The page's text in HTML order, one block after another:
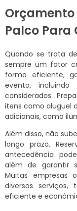
Palco Para
Quando se trata
sempre um fator
forma eficiente,
evento,
considerados.
itens como aluguel
adicionais, como
Além disso, não
longo prazo.
antecedência
além de garantir
Muitas empresas
diversos serviços,
eficiente e